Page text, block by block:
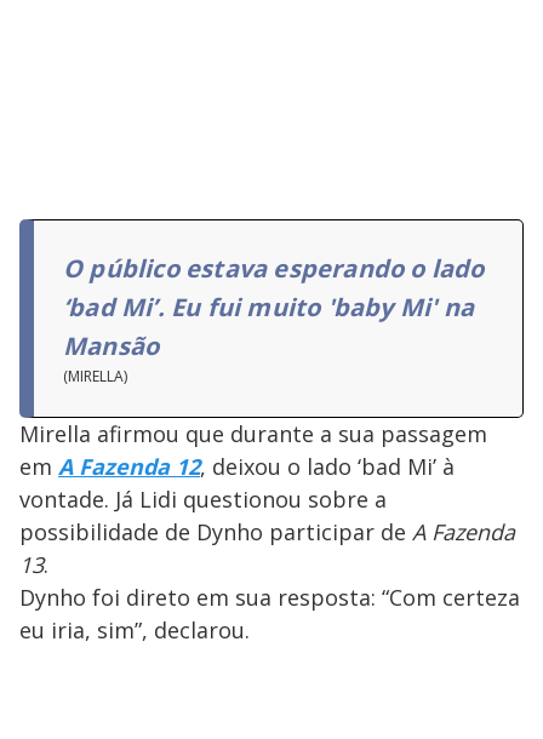
O público estava esperando o lado
‘bad Mi’. Eu fui muito 'baby Mi' na
Mansão
(MIRELLA)
Mirella afirmou que durante a sua passagem
em A Fazenda 12, deixou o lado ‘bad Mi’ à
vontade. Já Lidi questionou sobre a
possibilidade de Dynho participar de A Fazenda
13.
Dynho foi direto em sua resposta: “Com certeza
eu iria, sim”, declarou.